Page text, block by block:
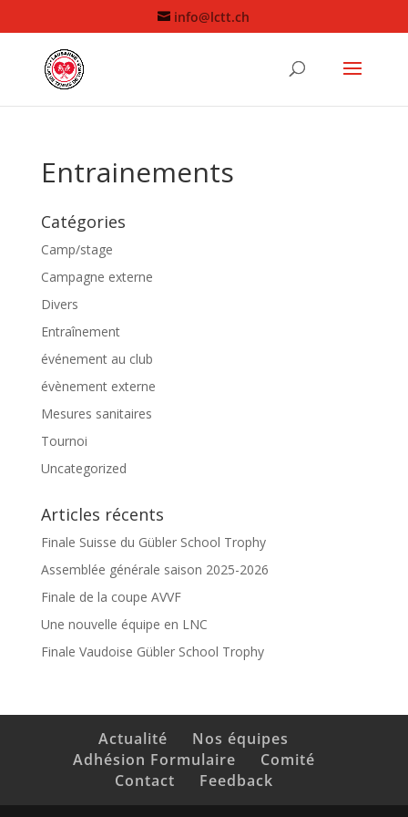
info@lctt.ch
Entrainements
Catégories
Camp/stage
Campagne externe
Divers
Entraînement
événement au club
évènement externe
Mesures sanitaires
Tournoi
Uncategorized
Articles récents
Finale Suisse du Gübler School Trophy
Assemblée générale saison 2025-2026
Finale de la coupe AVVF
Une nouvelle équipe en LNC
Finale Vaudoise Gübler School Trophy
Actualité
Nos équipes
Adhésion Formulaire
Comité
Contact
Feedback